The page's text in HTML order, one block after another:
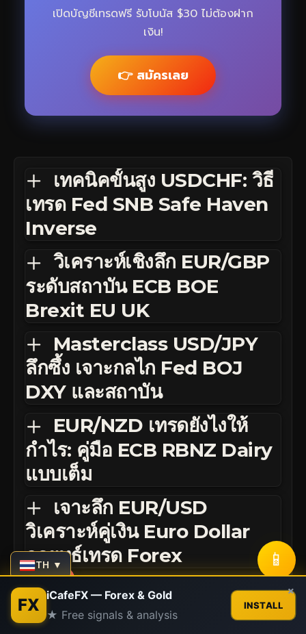
เปิดบัญชีเทรดฟรี รับโบนัส $30 ไม่ต้องฝาก
เงิน!
👉 สมัครเลย
เทคนิคขั้นสูง USDCHF: วิธี
เทรด Fed SNB Safe Haven
Inverse
วิเคราะห์เชิงลึก EUR/GBP
ระดับสถาบัน ECB BOE
Brexit EU UK
Masterclass USD/JPY
ลึกซึ้ง เจาะกลไก Fed BOJ
DXY และสถาบัน
EUR/NZD เทรดยังไงให้
กำไร: คู่มือ ECB RBNZ Dairy
แบบเต็ม
เจาะลึก EUR/USD
วิเคราะห์คู่เงิน Euro Dollar
กลยุทธ์เทรด Forex
TH ▼ 📱
FX iCafeFX — Forex & Gold
★ Free signals & analysis
INSTALL
×
Contact us
Open